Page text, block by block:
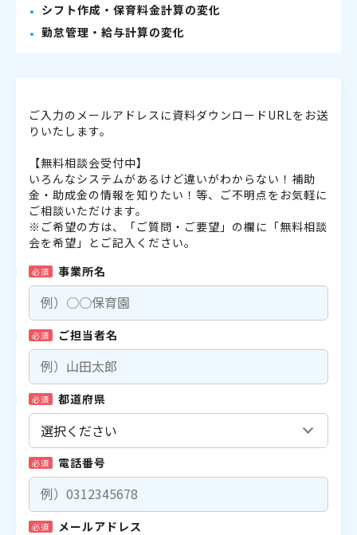
シフト作成・保育料金計算の変化
勤怠管理・給与計算の変化
ご入力のメールアドレスに資料ダウンロードURLをお送
りいたします。
【無料相談会受付中】
いろんなシステムがあるけど違いがわからない！補助
金・助成金の情報を知りたい！等、ご不明点をお気軽に
ご相談いただけます。
※ご希望の方は、「ご質問・ご要望」の欄に「無料相談
会を希望」とご記入ください。
必須 事業所名
必須 ご担当者名
必須 都道府県
必須 電話番号
必須 メールアドレス